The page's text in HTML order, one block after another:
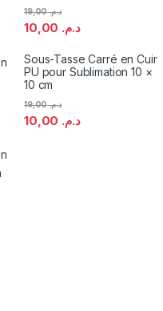
د.م.
د.م.19,00
Sous-Tasse Carré en Cuir
PU pour Sublimation 10 ×
10 cm
د.م.
د.م.19,00